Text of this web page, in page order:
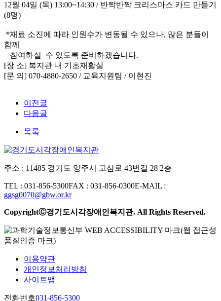
12월 04일 (목) 13:00~14:30 / 반짝반짝 크리스마스 카드 만들기
(8명)
*재료 소진에 따라 인원수가 변동될 수 있으나, 많은 분들이
함께
참여하실 수 있도록 준비하겠습니다.
[장 소] 복지관 내 기초재활실
[문 의] 070-4880-2650 / 교육지원팀 / 이현진
이전글
다음글
목록
주소 : 11485 경기도 양주시 고삼로 43번길 28 2층
TEL : 031-856-5300FAX : 031-856-0300E-MAIL :
ggsg0070@gbw.or.kr
CopyrightⒸ경기도시각장애인복지관. All Rights Reserved.
이용약관
개인정보처리방침
사이트맵
전화번호031-856-5300